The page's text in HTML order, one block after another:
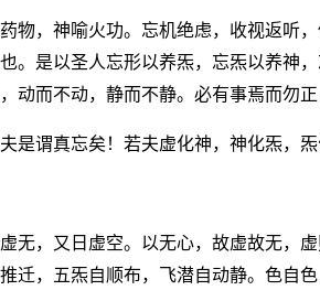
物，神喻火功。忘机绝虑，收视返听
。是以圣人忘形以养炁，忘炁以养神
动而不动，静而不静。必有事焉而勿
是谓真忘矣！若夫虚化神，神化炁，炁
无，又日虚空。以无心，故虚故无，
迁，五炁自顺布，飞潜自动静。色自